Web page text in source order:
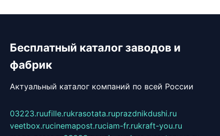
Бесплатный каталог заводов и
фабрик
Актуальный каталог компаний по всей России
03223.ruufille.rukrasotata.ruprazdnikdushi.ru
veetbox.rucinemapost.ruciam-fr.rukraft-you.ru